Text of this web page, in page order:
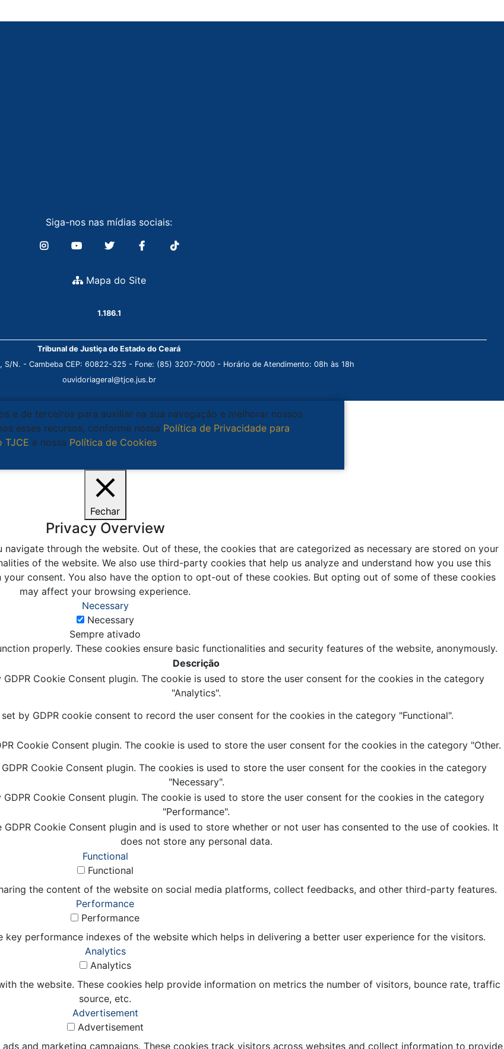
Siga-nos nas mídias sociais:
Mapa do Site
1.186.1
Tribunal de Justiça do Estado do Ceará
S/N. - Cambeba CEP: 60822-325 - Fone: (85) 3207-7000 - Horário de Atendimento: 08h às 18h
ouvidoriageral@tjce.jus.br
e de terceiros para auxiliar na sua navegação e melhorar nossos
esses recursos, conforme nossa Política de Privacidade para
TJCE e nossa Política de Cookies.
Fechar
Privacy Overview
through the website. Out of these, the cookies that are categorized as necessary are stored on your
of the website. We also use third-party cookies that help us analyze and understand how you use this
consent. You also have the option to opt-out of these cookies. But opting out of some of these cookies
may affect your browsing experience.
Necessary
Necessary
Sempre ativado
properly. These cookies ensure basic functionalities and security features of the website, anonymously.
Descrição
Cookie Consent plugin. The cookie is used to store the user consent for the cookies in the category
"Analytics".
by GDPR cookie consent to record the user consent for the cookies in the category "Functional".
Cookie Consent plugin. The cookie is used to store the user consent for the cookies in the category "Other.
Cookie Consent plugin. The cookies is used to store the user consent for the cookies in the category
"Necessary".
Cookie Consent plugin. The cookie is used to store the user consent for the cookies in the category
"Performance".
Cookie Consent plugin and is used to store whether or not user has consented to the use of cookies. It
does not store any personal data.
Functional
Functional
the content of the website on social media platforms, collect feedbacks, and other third-party features.
Performance
Performance
performance indexes of the website which helps in delivering a better user experience for the visitors.
Analytics
Analytics
the website. These cookies help provide information on metrics the number of visitors, bounce rate, traffic
source, etc.
Advertisement
Advertisement
and marketing campaigns. These cookies track visitors across websites and collect information to provide